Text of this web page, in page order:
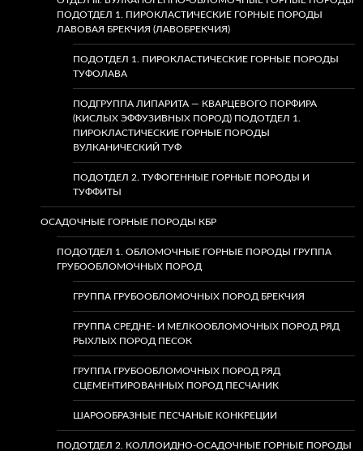
ПОДОТДЕЛ 1. ПИРОКЛАСТИЧЕСКИЕ ГОРНЫЕ ПОРОДЫ
ЛАВОВАЯ БРЕКЧИЯ (ЛАВОБРЕКЧИЯ)
ПОДОТДЕЛ 1. ПИРОКЛАСТИЧЕСКИЕ ГОРНЫЕ ПОРОДЫ
ТУФОЛАВА
ПОДГРУППА ЛИПАРИТА — КВАРЦЕВОГО ПОРФИРА
(КИСЛЫХ ЭФФУЗИВНЫХ ПОРОД) ПОДОТДЕЛ 1.
ПИРОКЛАСТИЧЕСКИЕ ГОРНЫЕ ПОРОДЫ
ВУЛКАНИЧЕСКИЙ ТУФ
ПОДОТДЕЛ 2. ТУФОГЕННЫЕ ГОРНЫЕ ПОРОДЫ И
ТУФФИТЫ
ОСАДОЧНЫЕ ГОРНЫЕ ПОРОДЫ КБР
ПОДОТДЕЛ 1. ОБЛОМОЧНЫЕ ГОРНЫЕ ПОРОДЫ ГРУППА
ГРУБООБЛОМОЧНЫХ ПОРОД
ГРУППА ГРУБООБЛОМОЧНЫХ ПОРОД БРЕКЧИЯ
ГРУППА СРЕДНЕ- И МЕЛКООБЛОМОЧНЫХ ПОРОД РЯД
РЫХЛЫХ ПОРОД ПЕСОК
ГРУППА ГРУБООБЛОМОЧНЫХ ПОРОД РЯД
СЦЕМЕНТИРОВАННЫХ ПОРОД ПЕСЧАНИК
ШАРООБРАЗНЫЕ ПЕСЧАНЫЕ КОНКРЕЦИИ
ПОДОТДЕЛ 2. КОЛЛОИДНО-ОСАДОЧНЫЕ ГОРНЫЕ ПОРОДЫ